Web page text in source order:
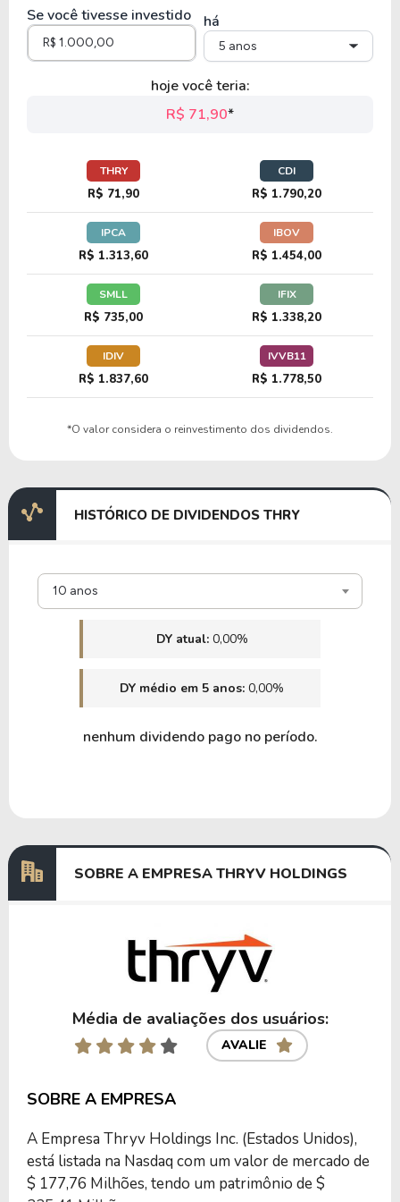
Se você tivesse investido há
5 anos
hoje você teria:
R$ 71,90*
THRY
R$ 71,90
CDI
R$ 1.790,20
IPCA
R$ 1.313,60
IBOV
R$ 1.454,00
SMLL
R$ 735,00
IFIX
R$ 1.338,20
IDIV
R$ 1.837,60
IVVB11
R$ 1.778,50
*O valor considera o reinvestimento dos dividendos.
HISTÓRICO DE DIVIDENDOS THRY
10 anos
DY atual: 0,00%
DY médio em 5 anos: 0,00%
nenhum dividendo pago no período.
SOBRE A EMPRESA THRYV HOLDINGS
Média de avaliações dos usuários:
AVALIE
SOBRE A EMPRESA
A Empresa Thryv Holdings Inc. (Estados Unidos),
está listada na Nasdaq com um valor de mercado de
$ 177,76 Milhões, tendo um patrimônio de $